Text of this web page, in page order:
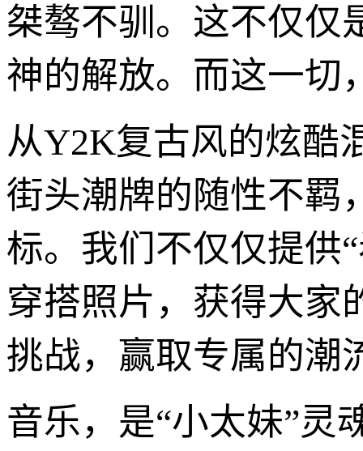
桀骜不驯。这不仅仅
神的解放。而这一切
从Y2K复古风的炫酷
街头潮牌的随性不羁
标。我们不仅仅提供
穿搭照片，获得大家
挑战，赢取专属的潮
音乐，是“小太妹”灵